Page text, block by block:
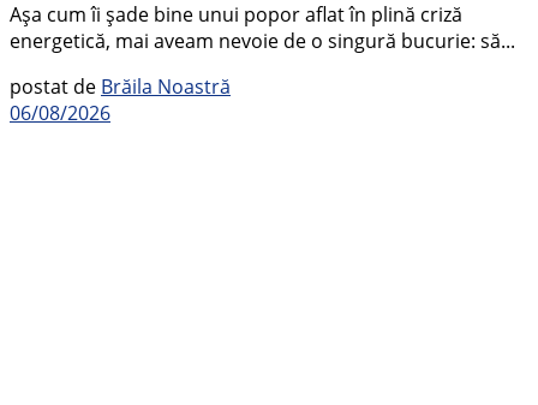
Așa cum îi șade bine unui popor aflat în plină criză
energetică, mai aveam nevoie de o singură bucurie: să...
postat de Brăila Noastră
06/08/2026